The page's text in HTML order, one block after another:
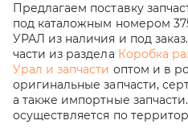
Предлагаем поставку
под каталожным номером
УРАЛ из наличия и под
части из раздела Коробка
Урал и запчасти оптом и в
оригинальные запчасти,
а также импортные
осуществляется по